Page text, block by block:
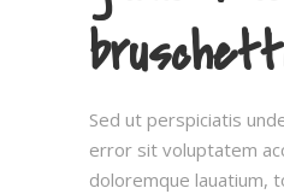
Sed ut perspiciatis
error sit voluptatem
doloremque lauatium,